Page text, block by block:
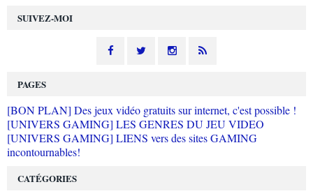
SUIVEZ-MOI
PAGES
[BON PLAN] Des jeux vidéo gratuits sur internet, c'est possible !
[UNIVERS GAMING] LES GENRES DU JEU VIDEO
[UNIVERS GAMING] LIENS vers des sites GAMING
incontournables!
CATÉGORIES